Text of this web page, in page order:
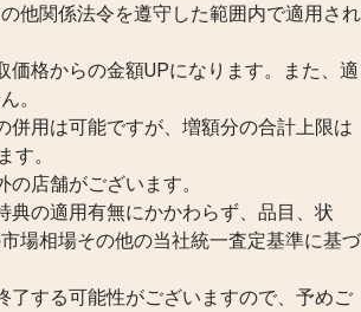
他関係法令を遵守した範囲内で適用され
価格からの金額UPになります。また、適
。
併用は可能ですが、増額分の合計上限は
す。
店舗がございます。
典の適用有無にかかわらず、品目、状
場相場その他の当社統一査定基準に基づ
了する可能性がございますので、予めご